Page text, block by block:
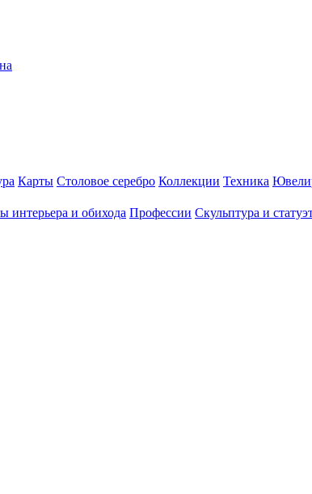
Карты Столовое серебро Коллекции Техника
интерьера и обихода Профессии Скульптура и